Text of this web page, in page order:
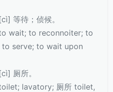
等待；侦候。
wait; to reconnoiter; to
to serve; to wait upon
厕所。
lavatory; 厕所 toilet,